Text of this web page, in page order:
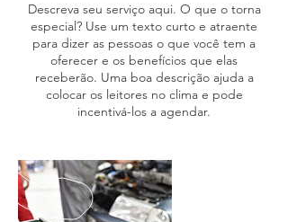
Descreva seu serviço aqui. O que o torna
especial? Use um texto curto e atraente
para dizer as pessoas o que você tem a
oferecer e os benefícios que elas
receberão. Uma boa descrição ajuda a
colocar os leitores no clima e pode
incentivá-los a agendar.